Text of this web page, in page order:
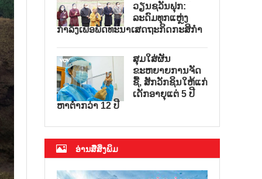
ວຽນຊວັນຟຸກ:
ລະດົມທຸກແຫຼ່ງ
ກຳລັງເພື່ອພັດທະນາເສດຖະກິດກະສິກຳ
ສຸມໃສ່ຜັນ
ຂະຫຍາຍການຈັດ
ຊື້, ສັກວັກຊິນໃຫ້ແກ່
ເດັກອາຍຸແຕ່ 5 ປີ
ຫາຕ່ຳກວ່າ 12 ປີ
ອ່ານສື່ສິ່ງພິມ